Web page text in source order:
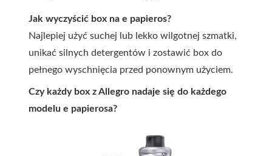
Jak wyczyścić box na e papieros?
Najlepiej użyć suchej lub lekko wilgotnej szmatki,
unikać silnych detergentów i zostawić box do
pełnego wyschnięcia przed ponownym użyciem.
Czy każdy box z Allegro nadaje się do każdego
modelu e papierosa?